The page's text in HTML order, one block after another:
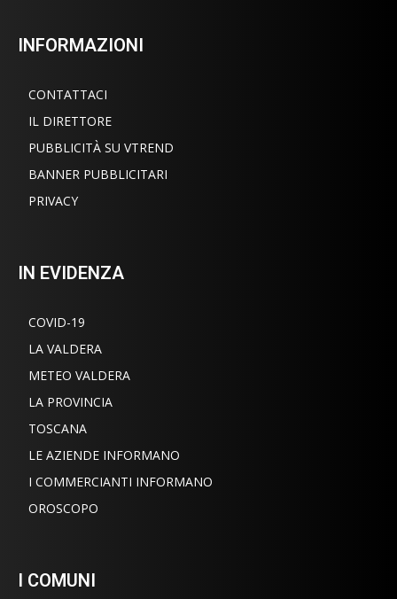
INFORMAZIONI
CONTATTACI
IL DIRETTORE
PUBBLICITÀ SU VTREND
BANNER PUBBLICITARI
PRIVACY
IN EVIDENZA
COVID-19
LA VALDERA
METEO VALDERA
LA PROVINCIA
TOSCANA
LE AZIENDE INFORMANO
I COMMERCIANTI INFORMANO
OROSCOPO
I COMUNI